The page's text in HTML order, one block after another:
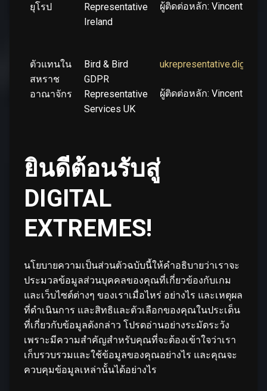
ยุโรป
Representative
Ireland
ผู้ติดต่อหลัก: Vincent
ตัวแทนใน
สหราช
อาณาจักร
Bird & Bird
GDPR
Representative
Services UK
ผู้ติดต่อหลัก: Vincent
ยินดีต้อนรับสู่
DIGITAL
EXTREMES!
นโยบายความเป็นส่วนตัวฉบับนี้ให้คำอธิบายว่าเราจะ
ประมวลข้อมูลส่วนบุคคลของคุณที่เกี่ยวข้องกับเกม
และเว็บไซต์ต่างๆ ของเราเมื่อไหร่ อย่างไร และเหตุผล
ที่ดำเนินการ และสิทธิและตัวเลือกของคุณในประเด็น
ที่เกี่ยวกับข้อมูลดังกล่าว โปรดอ่านอย่างระมัดระวัง
เพราะมีความสำคัญสำหรับคุณที่จะต้องเข้าใจว่าเรา
เก็บรวบรวมและใช้ข้อมูลของคุณอย่างไร และคุณจะ
ควบคุมข้อมูลเหล่านั้นได้อย่างไร